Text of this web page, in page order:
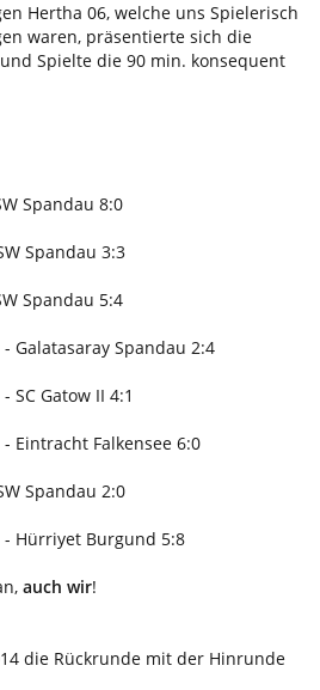
Hertha 06, welche uns Spielerisch
waren, präsentierte sich die
Spielte die 90 min. konsequent
Spandau 8:0
Spandau 3:3
Spandau 5:4
Galatasaray Spandau 2:4
SC Gatow II 4:1
Eintracht Falkensee 6:0
Spandau 2:0
- Hürriyet Burgund 5:8
auch wir!
die Rückrunde mit der Hinrunde